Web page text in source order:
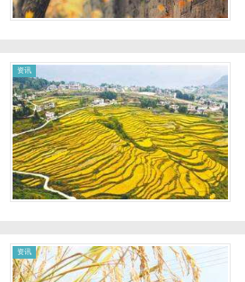
资讯
资讯